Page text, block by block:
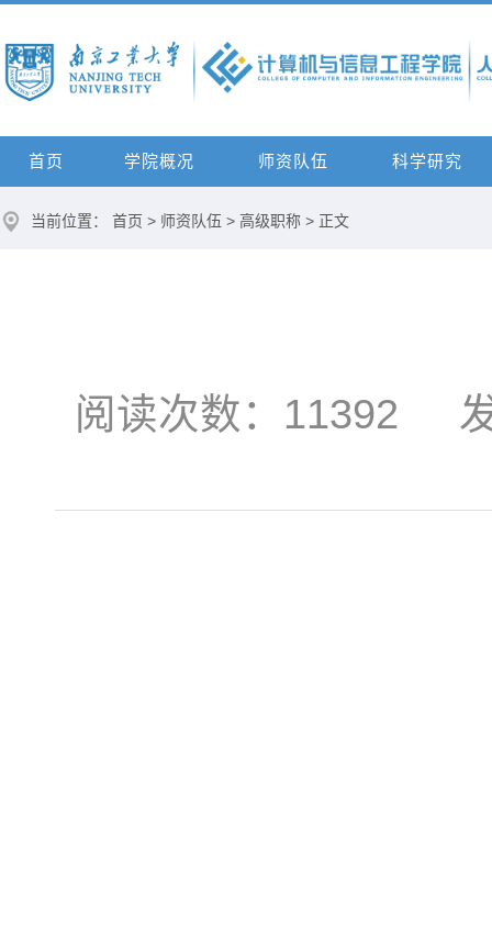
首页 学院概况 师资队伍 科学研究
当前位置： 首页 > 师资队伍 > 高级职称 > 正文
阅读次数： 11392 发